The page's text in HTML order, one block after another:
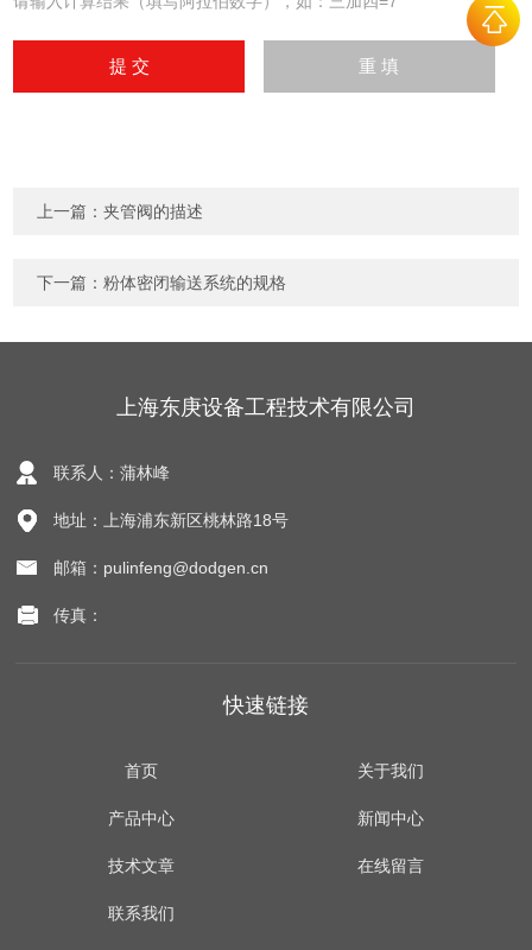
上一篇：夹管阀的描述
下一篇：粉体密闭输送系统的规格
上海东庚设备工程技术有限公司
联系人：蒲林峰
地址：上海浦东新区桃林路18号
邮箱：pulinfeng@dodgen.cn
传真：
快速链接
首页 关于我们
产品中心 新闻中心
技术文章 在线留言
联系我们